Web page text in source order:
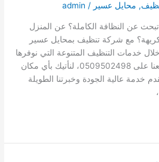
, محايل عسير /
admin
عن النظافة الكاملة؟ عن المنزل
مع شركة تنظيف بمحايل عسير
خدمات التنظيف المتنوعة التي نوفرها
لك عزيزي العميل، تواصل معنا على 0509502498، لنأتيك بأي مكان
خدمة عالية الجودة وخبرتنا الطويلة